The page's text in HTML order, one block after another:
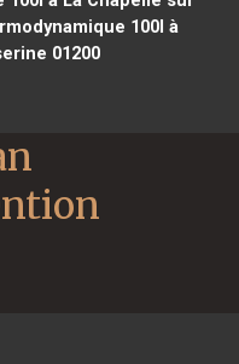
100l à
01200